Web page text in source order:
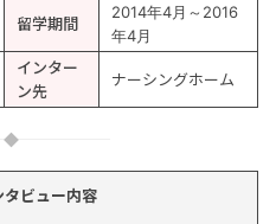
留学期間
2014年4月～2016
年4月
インター
ン先
ナーシングホーム
ビュー内容